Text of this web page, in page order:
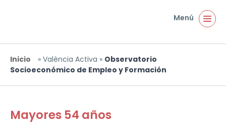
Menú
Usted está aquí
Inicio » València Activa » Observatorio
Socioeconómico de Empleo y Formación
Mayores 54 años